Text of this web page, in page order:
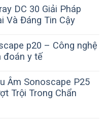
DC 30 Giải Pháp
Và Đáng Tin Cậy
p20 – Công nghệ
đoán y tế
Âm Sonoscape P25
Trội Trong Chẩn